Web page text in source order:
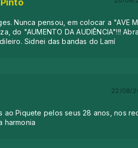
Nunca pensou, em colocar a "AVE
do "AUMENTO DA AUDIÊNCIA"!!!
Sidnei das bandas do Lamí
22/08/
ao Piquete pelos seus 28 anos, nos
harmonia